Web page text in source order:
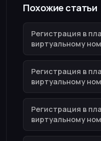
Похожие статьи
Регистрация в
виртуальному
Регистрация в
виртуальному
Регистрация в
виртуальному